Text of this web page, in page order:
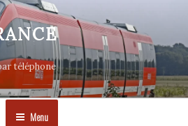
téléphone
Menu